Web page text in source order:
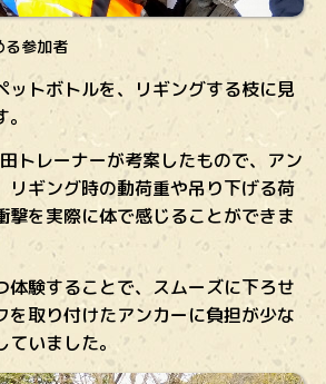
る参加者
トボトルを、リギングする枝に見
トレーナーが考案したもので、アン
リギング時の動荷重や吊り下げる荷
撃を実際に体で感じることができま
験することで、スムーズに下ろせ
を取り付けたアンカーに負担が少な
いました。